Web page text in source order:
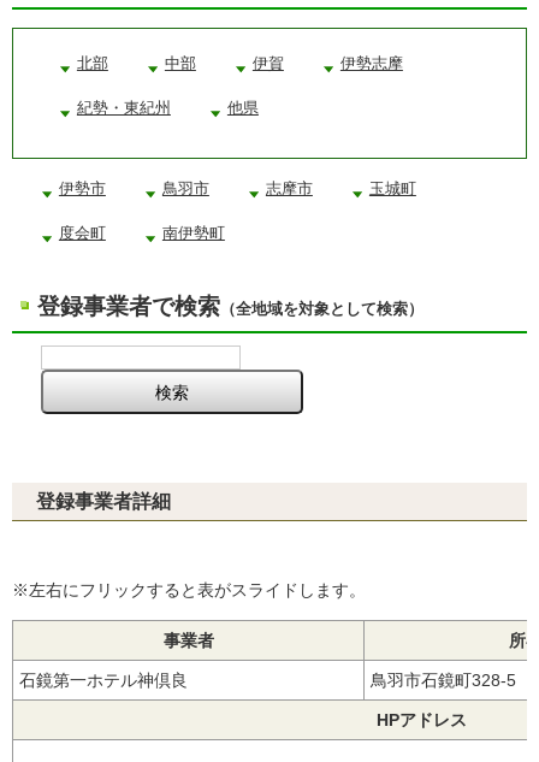
北部 中部 伊賀 伊勢志摩
紀勢・東紀州 他県
伊勢市 鳥羽市 志摩市 玉城町
度会町 南伊勢町
登録事業者で検索 （全地域を対象として検索）
登録事業者詳細
※左右にフリックすると表がスライドします。
事業者 所
石鏡第一ホテル神倶良 鳥羽市石鏡町328-5
HPアドレス